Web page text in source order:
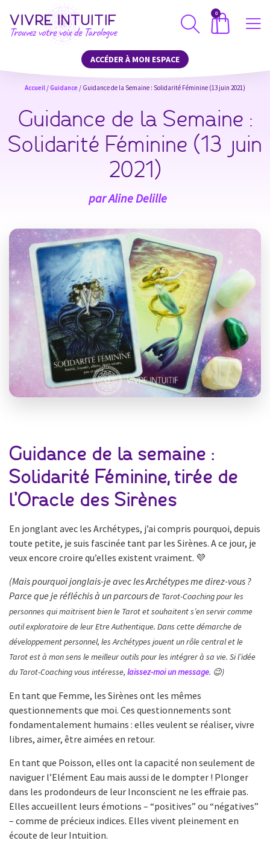
0
ACCÉDER À MON ESPACE
Accueil /Guidance / Guidance de la Semaine : Solidarité Féminine (13 juin 2021)
Guidance de la Semaine :
Solidarité Féminine (13 juin
2021)
parAline Delille
Guidance de la semaine :
Solidarité Féminine, tirée de
l’Oracle des Sirènes
En jonglant avec les Archétypes, j’ai compris pourquoi, depuis
toute petite, je suis fascinée tant par les Sirènes. A ce jour, je
veux encore croire qu’elles existent vraiment. 💜
(Mais pourquoi jonglais-je avec les Archétypes me direz-vous ?
Parce que je réfléchis à un parcours de Tarot-Coaching pour les
personnes qui maitrisent bien le Tarot et souhaitent s’en servir comme
outil exploratoire de leur Etre Authentique. Dans cette démarche de
développement personnel, les Archétypes jouent un rôle central et le
Tarot est à mon sens le meilleur outils pour les intégrer à sa vie. Si l’idée
du Tarot-Coaching vous intéresse, laissez-moi un message. 😉)
En tant que Femme, les Sirènes ont les mêmes
questionnements que moi. Ces questionnements sont
fondamentalement humains : elles veulent se réaliser, vivre
libres, aimer, être aimées en retour.
En tant que Poisson, elles ont la capacité non seulement de
naviguer l’Elément Eau mais aussi de le dompter ! Plonger
dans les prodondeurs de leur Inconscient ne les effraie pas.
Elles accueillent leurs émotions – “positives” ou “négatives”
– comme de précieux indices. Elles vivent pleinement en
écoute de leur Intuition.